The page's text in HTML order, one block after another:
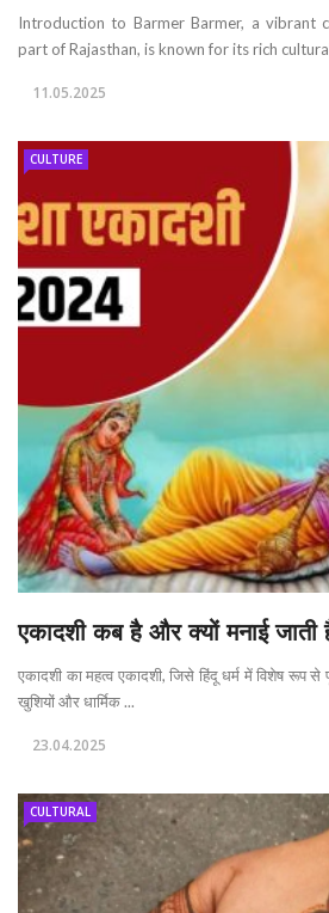
Introduction to Barmer Barmer, a vibrant
part of Rajasthan, is known for its rich
11.05.2025
CULTURE
एकादशी कब है और क्यों मनाई जाती
एकादशी का महत्व एकादशी, जिसे हिंदू धर्म में विशेष रूप से
खुशियों और धार्मिक ...
23.04.2025
CULTURAL